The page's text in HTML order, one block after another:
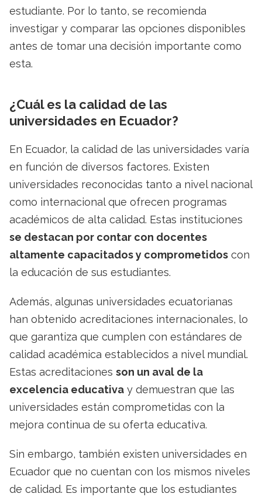
estudiante. Por lo tanto, se recomienda
investigar y comparar las opciones disponibles
antes de tomar una decisión importante como
esta.
¿Cuál es la calidad de las
universidades en Ecuador?
En Ecuador, la calidad de las universidades varía
en función de diversos factores. Existen
universidades reconocidas tanto a nivel nacional
como internacional que ofrecen programas
académicos de alta calidad. Estas instituciones
se destacan por contar con docentes
altamente capacitados y comprometidos con
la educación de sus estudiantes.
Además, algunas universidades ecuatorianas
han obtenido acreditaciones internacionales, lo
que garantiza que cumplen con estándares de
calidad académica establecidos a nivel mundial.
Estas acreditaciones son un aval de la
excelencia educativa y demuestran que las
universidades están comprometidas con la
mejora continua de su oferta educativa.
Sin embargo, también existen universidades en
Ecuador que no cuentan con los mismos niveles
de calidad. Es importante que los estudiantes